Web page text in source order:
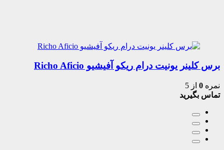
برس کلینر یونیت درام ریکو آفیشیو Richo Aficio
نمره 0 از 5
تماس بگیرید